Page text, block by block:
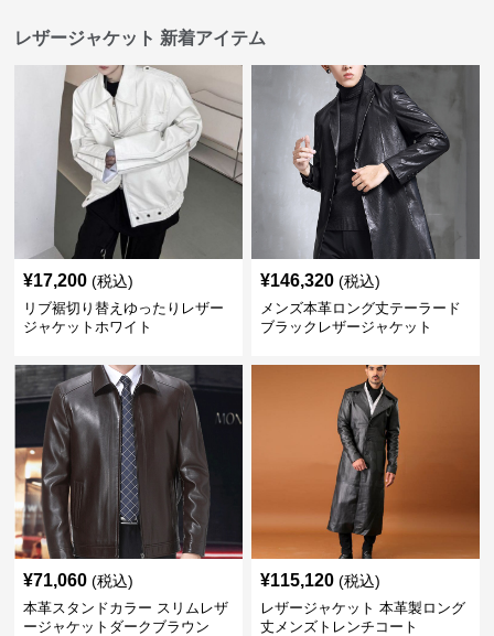
レザージャケット 新着アイテム
¥17,200 (税込)
リブ裾切り替えゆったりレザー
ジャケットホワイト
¥146,320 (税込)
メンズ本革ロング丈テーラード
ブラックレザージャケット
¥71,060 (税込)
本革スタンドカラー スリムレザ
ージャケットダークブラウン
¥115,120 (税込)
レザージャケット 本革製ロング
丈メンズトレンチコート